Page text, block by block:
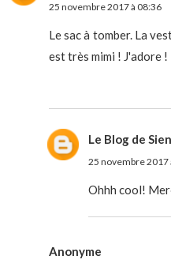
25 novembre 2017 à 08:36
Le sac à tomber. La
est très mimi ! J'adore !
Le Blog de
25 novembre 2017
Ohhh cool!
Anonyme